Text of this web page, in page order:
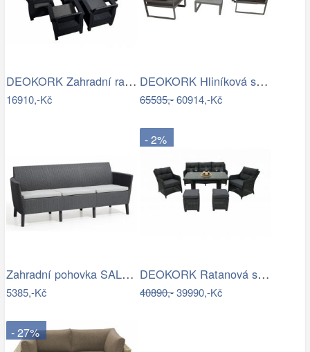
DEOKORK Zahradní ratanová sestava…
16910,-Kč
DEOKORK Hliníková sestava pro 7 osob…
65535,-60914,-Kč
Zahradní pohovka SALEMO 3 Allibert
5385,-Kč
- 2%
DEOKORK Ratanová sestava PAOLA antracit…
40890,-39990,-Kč
- 27%